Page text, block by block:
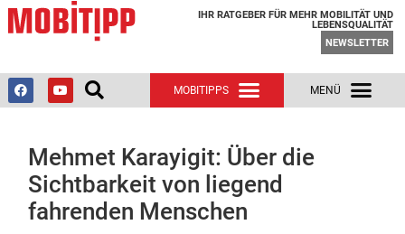
IHR RATGEBER FÜR MEHR MOBILITÄT UND
LEBENSQUALITÄT
NEWSLETTER
Mehmet Karayigit: Über die
Sichtbarkeit von liegend
fahrenden Menschen